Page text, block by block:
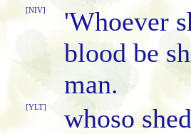
[NIV]
'Whoever
blood be
man.
[YLT]
whoso